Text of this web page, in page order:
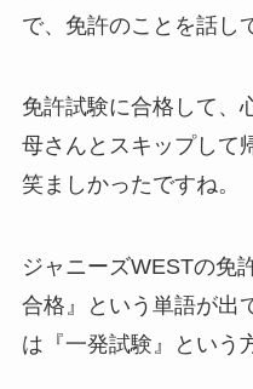
で、免許のことを話し
免許試験に合格して、
母さんとスキップして
笑ましかったですね。
ジャニーズWESTの免
合格』という単語が出
は『一発試験』という